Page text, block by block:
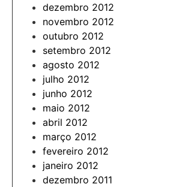
dezembro 2012
novembro 2012
outubro 2012
setembro 2012
agosto 2012
julho 2012
junho 2012
maio 2012
abril 2012
março 2012
fevereiro 2012
janeiro 2012
dezembro 2011